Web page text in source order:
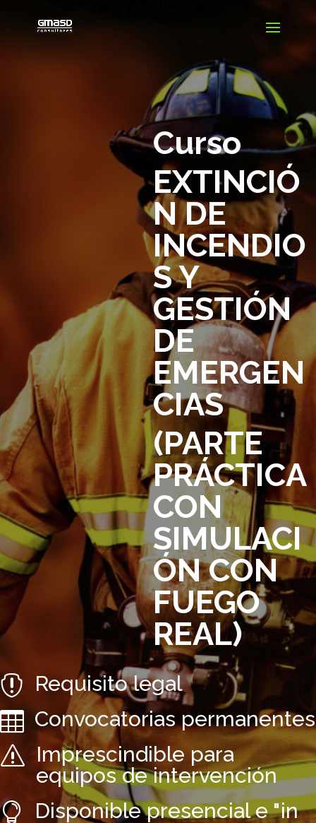
Curso
EXTINCIÓ
N DE
INCENDIO
S Y
GESTIÓN
DE
EMERGEN
CIAS
(PARTE
PRÁCTICA
CON
SIMULACI
ÓN CON
FUEGO
REAL)
 Requisito legal
 Convocatorias permanentes
s Imprescindible para
equipos de intervención

Disponible presencial e "in